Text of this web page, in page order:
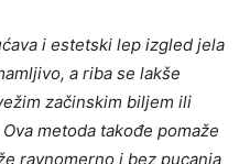
i estetski lep izgled jela
a riba se lakše
začinskim biljem ili
metoda takođe pomaže
ravnomerno i bez pucanja